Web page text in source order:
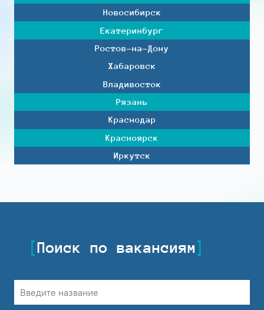
Новосибирск
Екатеринбург
Ростов-на-Дону
Хабаровск
Владивосток
Рязань
Краснодар
Красноярск
Иркутск
Поиск по вакансиям